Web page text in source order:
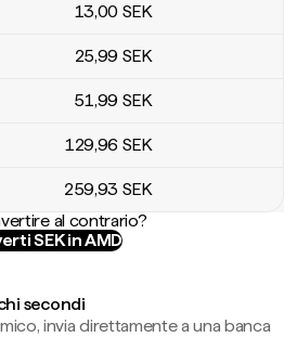
13,00 SEK
25,99 SEK
51,99 SEK
129,96 SEK
259,93 SEK
al contrario?
SEK in AMD
secondi
invia direttamente a una banca